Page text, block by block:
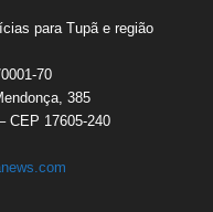
para Tupã e região
70
385
CEP 17605-240